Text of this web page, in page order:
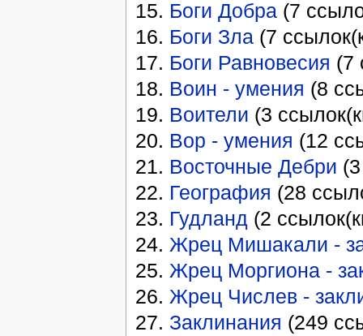
Боги Добра (7
Боги Зла (7
Боги Равновесия (7
Воин - умения (8
Воители (3
Вор - умения (12
Восточные Дебри
География (28
Гудланд (2
Жрец Мишакали -
Жрец Моргиона -
Жрец Числев -
Заклинания (249